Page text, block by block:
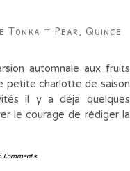
Tonka ~ Pear, Quince
automnale aux fruits
petite charlotte de saison
il y a déja quelques
le courage de rédiger la
Comments